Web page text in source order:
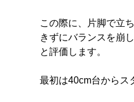
この際に、片脚で立
きずにバランスを崩
と評価します。
最初は40cm台からス